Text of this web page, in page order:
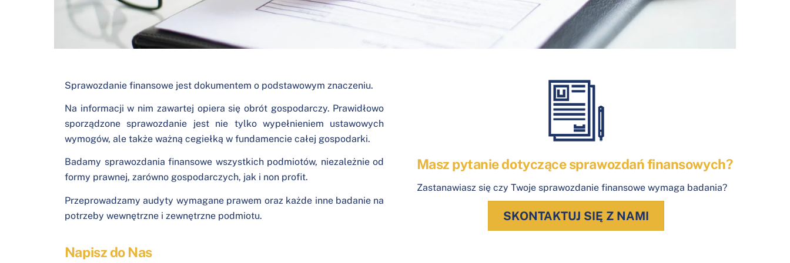
Sprawozdanie finansowe jest dokumentem o podstawowym znaczeniu.
Na informacji w nim zawartej opiera się obrót gospodarczy. Prawidłowo
sporządzone sprawozdanie jest nie tylko wypełnieniem ustawowych
wymogów, ale także ważną cegiełką w fundamencie całej gospodarki.
Badamy sprawozdania finansowe wszystkich podmiotów, niezależnie od
formy prawnej, zarówno gospodarczych, jak i non profit.
Przeprowadzamy audyty wymagane prawem oraz każde inne badanie na
potrzeby wewnętrzne i zewnętrzne podmiotu.
Napisz do Nas
Masz pytanie dotyczące sprawozdań finansowych?
Zastanawiasz się czy Twoje sprawozdanie finansowe wymaga badania?
SKONTAKTUJ SIĘ Z NAMI